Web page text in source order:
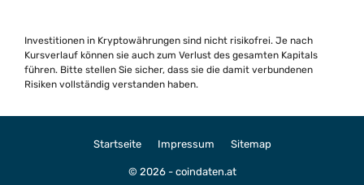
Investitionen in Kryptowährungen sind nicht risikofrei. Je nach
Kursverlauf können sie auch zum Verlust des gesamten Kapitals
führen. Bitte stellen Sie sicher, dass sie die damit verbundenen
Risiken vollständig verstanden haben.
Startseite Impressum Sitemap
© 2026 - coindaten.at